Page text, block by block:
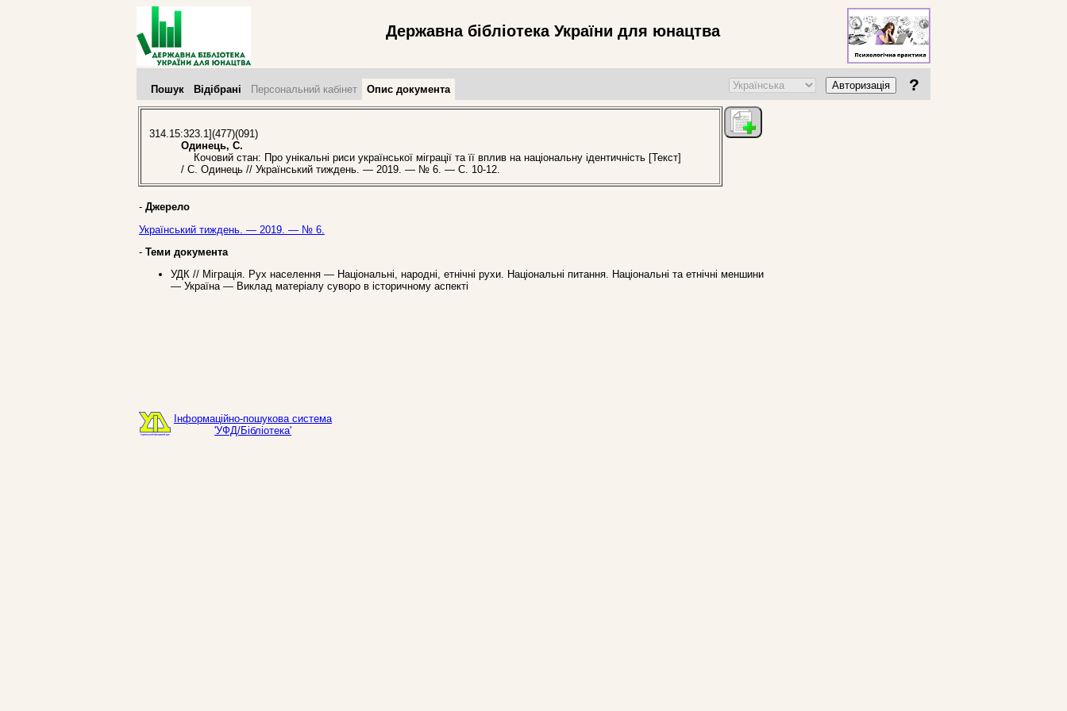
Державна бібліотека України для юнацтва
Пошук Відібрані Персональний кабінет Опис документа Авторизація ?
314.15:323.1](477)(091)
Одинець, С.
Кочовий стан: Про унікальні риси української міграції та її вплив на національну ідентичність [Текст]
/ С. Одинець // Український тиждень. — 2019. — № 6. — С. 10-12.
- Джерело
Український тиждень. — 2019. — № 6.
- Теми документа
УДК // Міграція. Рух населення — Національні, народні, етнічні рухи. Національні питання. Національні та етнічні меншини
— Україна — Виклад матеріалу суворо в історичному аспекті
Інформаційно-пошукова система
'УФД/Бібліотека'